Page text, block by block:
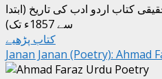
کتاب اردو ادب کی تاریخ (ابتدا
سے 1857ء تک)
کتاب پڑھیے
Janan Janan (Poetry): Ahmad